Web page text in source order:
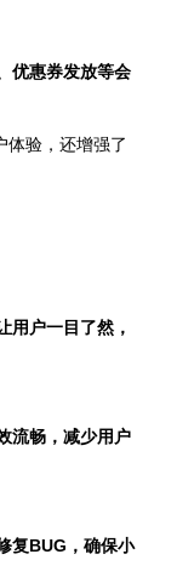
优惠券发放等会
体验，还增强了
用户一目了然，
流畅，减少用户
复BUG，确保小